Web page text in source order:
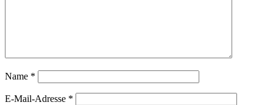
Name *
E-Mail-Adresse *